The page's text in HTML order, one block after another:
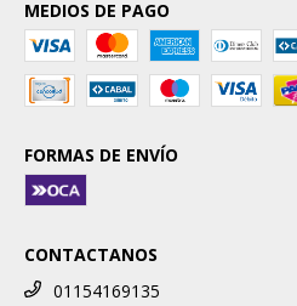
MEDIOS DE PAGO
FORMAS DE ENVÍO
CONTACTANOS
01154169135